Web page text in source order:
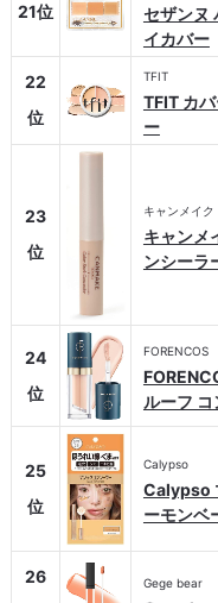
21位
セザンヌ
イカバー
22
位
TFIT
TFIT カ
ー
23
位
キャンメイク
キャンメ
ンシーラ
24
位
FORENCOS
ルーフ
25
位
Calypso
Calypso
ーモンベ
26
Gege bear